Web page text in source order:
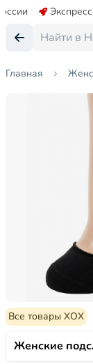
Главная
Все товары ХОХ
Женские